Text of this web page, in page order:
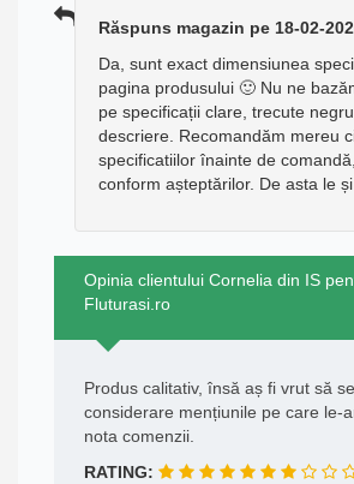
Răspuns magazin pe 18-02-
Da, sunt exact dimensiunea
pagina produsului 🙂 Nu ne
pe specificații clare, trecute
descriere. Recomandăm mereu
specificatiilor înainte de
conform așteptărilor. De asta le și
Opinia clientului Cornelia din IS
Fluturasi.ro
Produs calitativ, însă aș fi vrut să
considerare mențiunile pe care le-
nota comenzii.
RATING: